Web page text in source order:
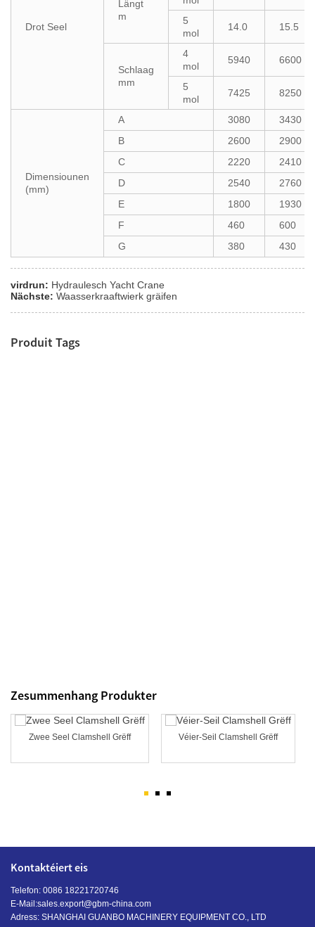
Drot Seel
Längt
m
5
mol
14.0 15.5
Schlaag
mm
4
mol
5940 6600
5
mol
7425 8250
Dimensiounen
(mm)
A 3080
3430
B
2600
2900
C
2220
2410
D
2540
2760
E
1800
1930
F
460
600
G
380 430
virdrun: Hydraulesch Yacht Crane
Nächste: Waasserkraaftwierk gräifen
Produit Tags
Zesummenhang Produkter
Zwee Seel Clamshell Grëff Véier-Seil Clamshell Grëff
Kontaktéiert eis
Telefon: 0086 18221720746
E-Mail:sales.export@gbm-china.com
Adress: SHANGHAI GUANBO MACHINERY EQUIPMENT CO., LTD